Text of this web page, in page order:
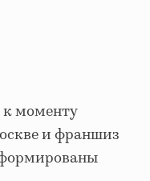
моменту
и франшиз